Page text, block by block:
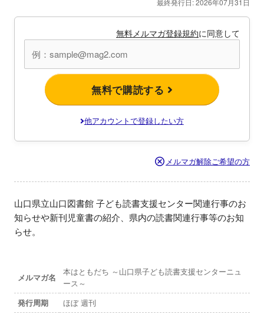
最終発行日: 2026年07月31日
無料メルマガ登録規約に同意して
無料で購読する
他アカウントで登録したい方
メルマガ解除ご希望の方
山口県立山口図書館 子ども読書支援センター関連行事のお
知らせや新刊児童書の紹介、県内の読書関連行事等のお知
らせ。
メルマガ名
本はともだち ～山口県子ども読書支援センターニュ
ース～
発行周期
ほぼ 週刊